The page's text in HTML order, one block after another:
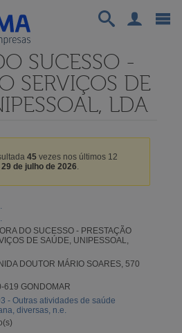
SUCESSO -
SERVIÇOS DE
LDA
45vezes nos últimos 12
29 de julho de 2026.
DO SUCESSO - PRESTAÇÃO
DE SAÚDE, UNIPESSOAL,
DOUTOR MÁRIO SOARES, 570
619 GONDOMAR
- Outras atividades de saúde
diversas, n.e.